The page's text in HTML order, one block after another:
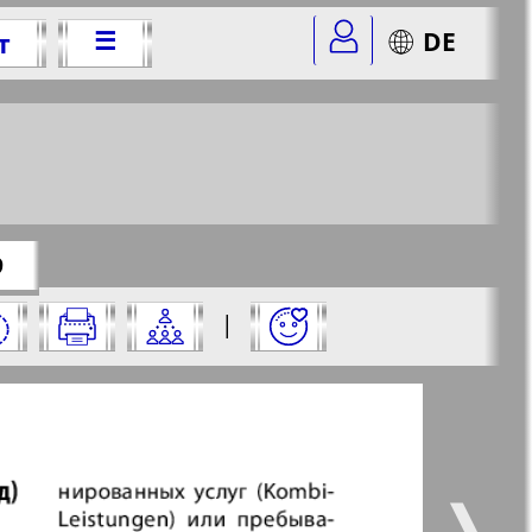
☰ DE
|
5
г.
Город 511